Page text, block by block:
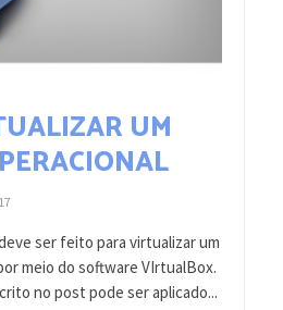
UM
ser feito para virtualizar um
meio do software VIrtualBox.
no post pode ser aplicado...